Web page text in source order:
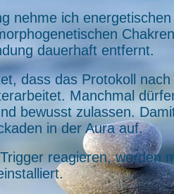
nehme ich
dauerhaft entfernt.
dass das Protokoll nach
Manchmal
bewusst zulassen.
in der Aura auf.
reagieren, werden